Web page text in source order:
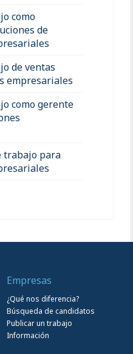
como
de
de ventas
empresariales
como gerente
trabajo para
Empresas
¿Qué nos diferencia?
Búsqueda de candidatos
Publicar un trabajo
Información